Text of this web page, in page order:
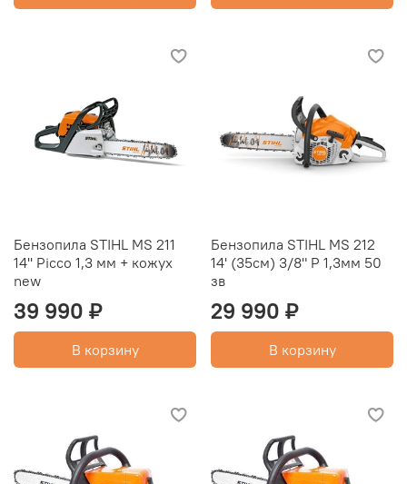
Бензопила STIHL MS 211
14'' Picco 1,3 мм + кожух
new
39 990 ₽
В корзину
Бензопила STIHL MS 212
14' (35см) 3/8" P 1,3мм 50
зв
29 990 ₽
В корзину